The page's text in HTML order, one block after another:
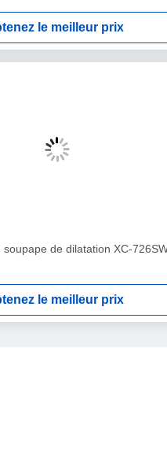
le meilleur prix
de dilatation XC-
le meilleur prix